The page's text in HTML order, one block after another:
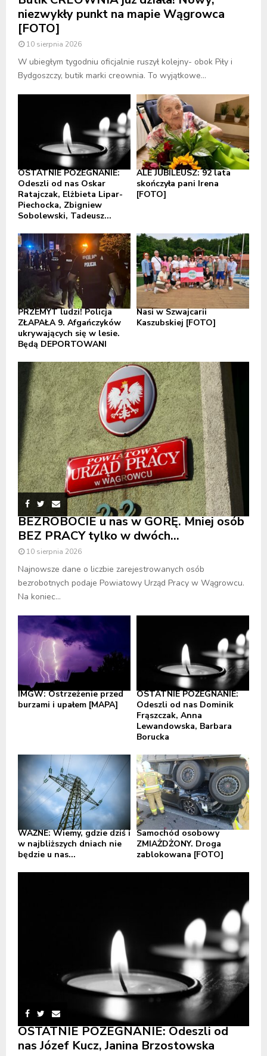
niezwykły punkt na mapie Wągrowca
[FOTO]
10 sierpnia 2026
W ubiegłym tygodniu oficjalnie ruszył kolejny- obok Piły i
Bydgoszczy, butik marki creownia. To wyjątkowe...
OSTATNIE POŻEGNANIE:
Odeszli od nas Oskar
Ratajczak, Elżbieta Lipar-
Piechocka, Zbigniew
Sobolewski, Tadeusz...
ALE JUBILEUSZ: 92 lata
skończyła pani Irena
[FOTO]
PRZEMYT ludzi! Policja
ZŁAPAŁA 9. Afgańczyków
ukrywających się w lesie.
Będą DEPORTOWANI
Nasi w Szwajcarii
Kaszubskiej [FOTO]
BEZROBOCIE u nas w GÓRĘ. Mniej osób
BEZ PRACY tylko w dwóch...
10 sierpnia 2026
Najnowsze dane o liczbie zarejestrowanych osób
bezrobotnych podaje Powiatowy Urząd Pracy w Wągrowcu.
Na koniec...
IMGW: Ostrzeżenie przed
burzami i upałem [MAPA]
OSTATNIE POŻEGNANIE:
Odeszli od nas Dominik
Frąszczak, Anna
Lewandowska, Barbara
Borucka
WAŻNE: Wiemy, gdzie dziś i
w najbliższych dniach nie
będzie u nas...
Samochód osobowy
ZMIAŻDŻONY. Droga
zablokowana [FOTO]
OSTATNIE POŻEGNANIE: Odeszli od
nas Józef Kucz, Janina Brzostowska